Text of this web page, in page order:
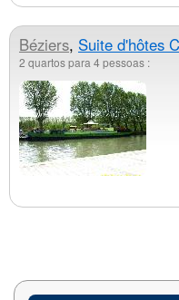
Béziers, Suite d'hôtes
2 quartos para 4 pessoas :